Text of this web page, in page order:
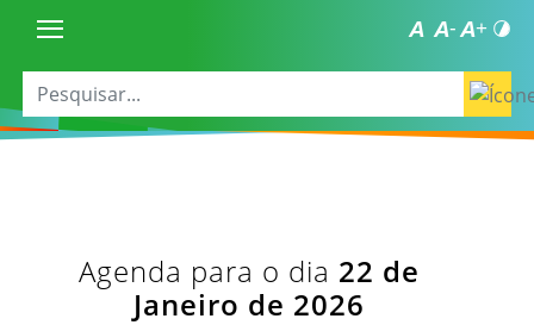
Agenda para o dia 22 de
Janeiro de 2026